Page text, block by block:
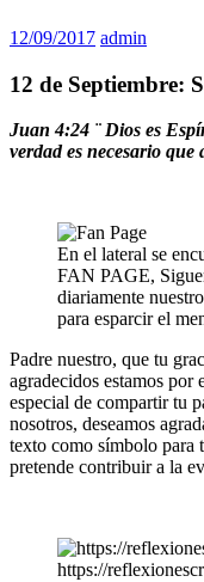
12/09/2017 admin
12 de Septiembre:
Juan 4:24 ¨ Dios es
verdad es necesario que
En el lateral se
FAN PAGE,
diariamente
para esparcir el
Padre nuestro, que tu
agradecidos estamos
especial de compartir tu
nosotros, deseamos
texto como símbolo para
pretende contribuir a la
https://